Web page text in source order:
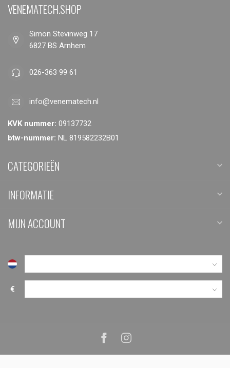
VENEMATECH.SHOP
Simon Stevinweg 17
6827 BS Arnhem
026-363 99 61
info@venematech.nl
KVK nummer: 09137732
btw-nummer: NL 819582232B01
CATEGORIEËN
INFORMATIE
MIJN ACCOUNT
€